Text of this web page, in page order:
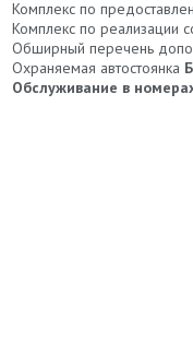
Комплекс по
Комплекс по реализации
Обширный перечень
Охраняемая автостоянка
Обслуживание в